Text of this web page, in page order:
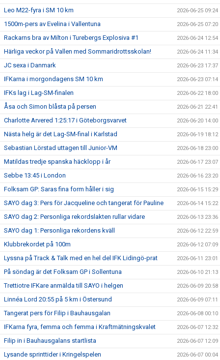
Leo M22-fyra i SM 10 km 2026-06-25 09:24
1500m-pers av Evelina i Vallentuna 2026-06-25 07:20
Rackarns bra av Milton i Turebergs Explosiva #1 2026-06-24 12:54
Härliga veckor på Vallen med Sommaridrottsskolan! 2026-06-24 11:34
JC sexa i Danmark 2026-06-23 17:37
IFKarna i morgondagens SM 10 km 2026-06-23 07:14
IFKs lag i Lag-SM-finalen 2026-06-22 18:00
Åsa och Simon blåsta på persen 2026-06-21 22:41
Charlotte Arvered 1:25:17 i Göteborgsvarvet 2026-06-20 14:00
Nästa helg är det Lag-SM-final i Karlstad 2026-06-19 18:12
Sebastian Lörstad uttagen till Junior-VM 2026-06-18 23:00
Matildas tredje spanska häcklopp i år 2026-06-17 23:07
Sebbe 13:45 i London 2026-06-16 23:20
Folksam GP: Saras fina form håller i sig 2026-06-15 15:29
SAYO dag 3: Pers för Jacqueline och tangerat för Pauline 2026-06-14 15:22
SAYO dag 2: Personliga rekordslakten rullar vidare 2026-06-13 23:36
SAYO dag 1: Personliga rekordens kväll 2026-06-12 22:59
Klubbrekordet på 100m 2026-06-12 07:09
Lyssna på Track & Talk med en hel del IFK Lidingö-prat 2026-06-11 23:01
På söndag är det Folksam GP i Sollentuna 2026-06-10 21:13
Trettiotre IFKare anmälda till SAYO i helgen 2026-06-09 20:58
Linnéa Lord 20:55 på 5 km i Östersund 2026-06-09 07:11
Tangerat pers för Filip i Bauhausgalan 2026-06-08 00:10
IFKarna fyra, femma och femma i Kraftmätningskvalet 2026-06-07 12:32
Filip in i Bauhausgalans startlista 2026-06-07 12:09
Lysande sprinttider i Kringelspelen 2026-06-07 00:04